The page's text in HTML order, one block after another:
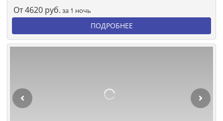
От4620 руб. за 1 ночь
ПОДРОБНЕЕ